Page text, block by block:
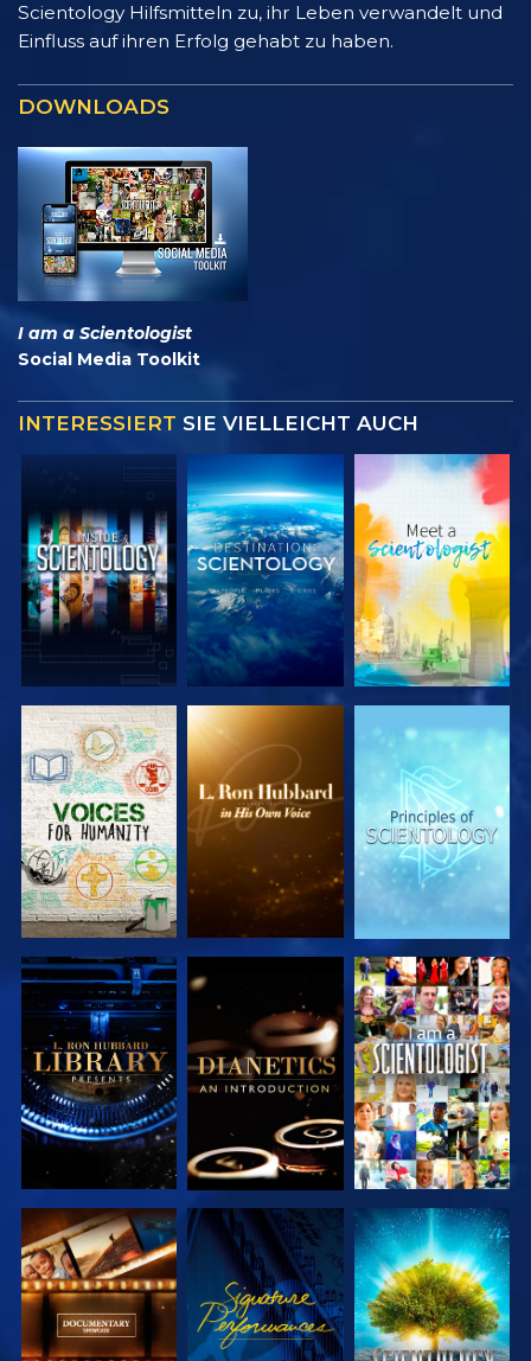
Scientology Hilfsmitteln zu, ihr Leben verwandelt und
Einfluss auf ihren Erfolg gehabt zu haben.
DOWNLOADS
I am a Scientologist
Social Media Toolkit
INTERESSIERT SIE VIELLEICHT AUCH
SERIE
ENTDECKEN
SERIE
ENTDECKEN
SERIE
ENTDECKEN
SERIE
ENTDECKEN
SERIE
ENTDECKEN
ANSEHEN
SERIE
ENTDECKEN
ANSEHEN
SERIE
ENTDECKEN